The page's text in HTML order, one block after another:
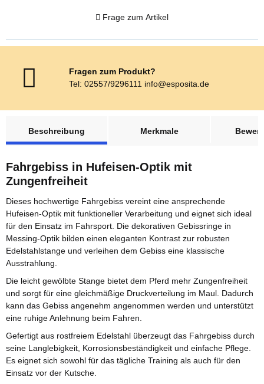
Frage zum Artikel
Fragen zum Produkt?
Tel: 02557/9296111 info@esposita.de
Beschreibung
Merkmale
Fahrgebiss in Hufeisen-Optik mit
Zungenfreiheit
Dieses hochwertige Fahrgebiss vereint eine ansprechende
Hufeisen-Optik mit funktioneller Verarbeitung und eignet sich ideal
für den Einsatz im Fahrsport. Die dekorativen Gebissringe in
Messing-Optik bilden einen eleganten Kontrast zur robusten
Edelstahlstange und verleihen dem Gebiss eine klassische
Ausstrahlung.
Die leicht gewölbte Stange bietet dem Pferd mehr Zungenfreiheit
und sorgt für eine gleichmäßige Druckverteilung im Maul. Dadurch
kann das Gebiss angenehm angenommen werden und unterstützt
eine ruhige Anlehnung beim Fahren.
Gefertigt aus rostfreiem Edelstahl überzeugt das Fahrgebiss durch
seine Langlebigkeit, Korrosionsbeständigkeit und einfache Pflege.
Es eignet sich sowohl für das tägliche Training als auch für den
Einsatz vor der Kutsche.